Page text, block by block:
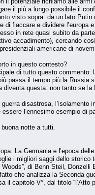
il più a lungo possibile il
visto sopra: da un lato Putin
di fiaccare e dividere l’europa
in rete quasi subito da
accadimento), cercando
americane di
in questo contesto?
di tutto questo commento:
passa il tempo più la Russia
diventa questa: non tanto se
disastrosa,
l’ennesimo esempio di
notte a tutti.
La Germania e l’epoca
i migliori saggi dello storico
di Benn Steil, Donzelli
che analizza la Seconda
il capitolo V°, dal titolo “l’Atto